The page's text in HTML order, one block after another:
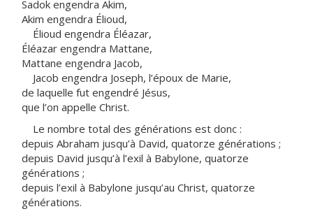
Sadok engendra Akim,
Akim engendra Élioud,
Élioud engendra Éléazar,
Éléazar engendra Mattane,
Mattane engendra Jacob,
Jacob engendra Joseph, l’époux de Marie,
de laquelle fut engendré Jésus,
que l’on appelle Christ.
Le nombre total des générations est donc :
depuis Abraham jusqu’à David, quatorze générations ;
depuis David jusqu’à l’exil à Babylone, quatorze
générations ;
depuis l’exil à Babylone jusqu’au Christ, quatorze
générations.